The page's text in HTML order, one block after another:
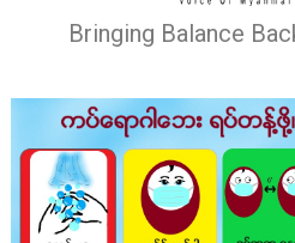
Bringing Balance